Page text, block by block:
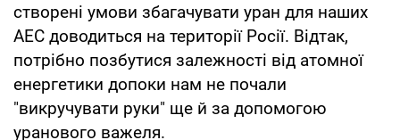
створені умови збагачувати уран для наших
АЕС доводиться на території Росії. Відтак,
потрібно позбутися залежності від атомної
енергетики допоки нам не почали
"викручувати руки" ще й за допомогою
уранового важеля.